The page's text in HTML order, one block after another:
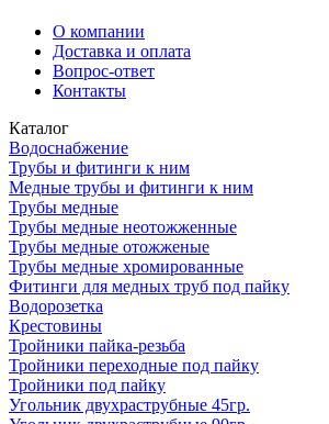
О компании
Доставка и оплата
Вопрос-ответ
Контакты
Каталог
Водоснабжение
Трубы и фитинги к ним
Медные трубы и фитинги к ним
Трубы медные
Трубы медные неотожженные
Трубы медные отожженые
Трубы медные хромированные
Фитинги для медных труб под пайку
Водорозетка
Крестовины
Тройники пайка-резьба
Тройники переходные под пайку
Тройники под пайку
Угольник двухраструбные 45гр.